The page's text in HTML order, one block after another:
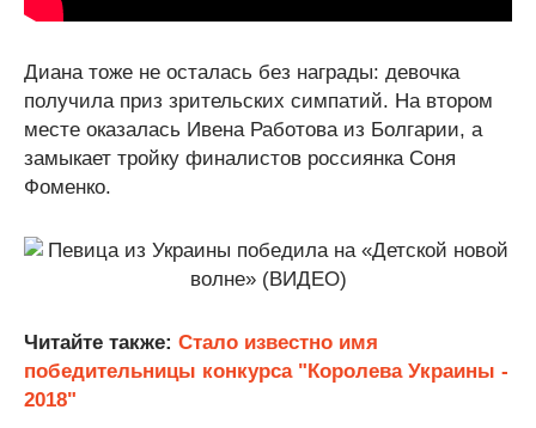
Диана тоже не осталась без награды: девочка
получила приз зрительских симпатий. На втором
месте оказалась Ивена Работова из Болгарии, а
замыкает тройку финалистов россиянка Соня
Фоменко.
Читайте также: Стало известно имя
победительницы конкурса "Королева Украины -
2018"